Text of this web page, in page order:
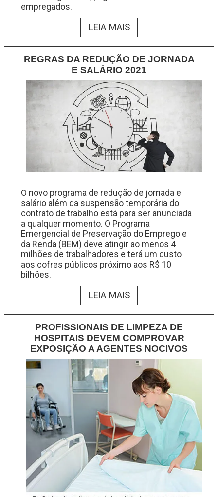
empregados.
LEIA MAIS
REGRAS DA REDUÇÃO DE JORNADA
E SALÁRIO 2021
O novo programa de redução de jornada e
salário além da suspensão temporária do
contrato de trabalho está para ser anunciada
a qualquer momento. O Programa
Emergencial de Preservação do Emprego e
da Renda (BEM) deve atingir ao menos 4
milhões de trabalhadores e terá um custo
aos cofres públicos próximo aos R$ 10
bilhões.
LEIA MAIS
PROFISSIONAIS DE LIMPEZA DE
HOSPITAIS DEVEM COMPROVAR
EXPOSIÇÃO A AGENTES NOCIVOS